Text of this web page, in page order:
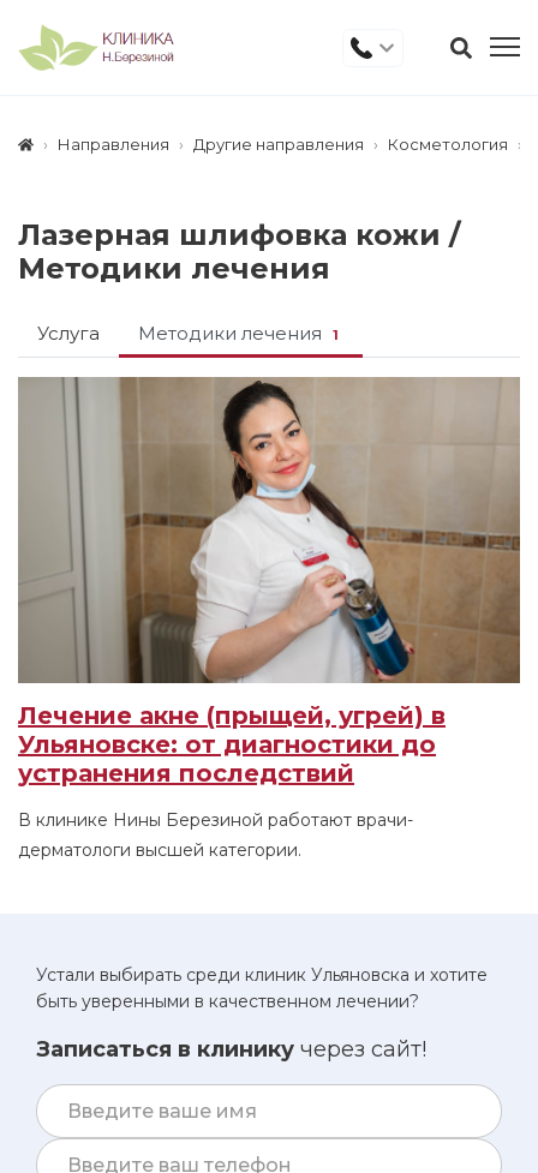
Направления Другие направления Косметология
Лазерная шлифовка кожи /
Методики лечения
Услуга Методики лечения 1
Лечение акне (прыщей, угрей) в
Ульяновске: от диагностики до
устранения последствий
В клинике Нины Березиной работают врачи-
дерматологи высшей категории.
Устали выбирать среди клиник Ульяновска и хотите
быть уверенными в качественном лечении?
Записаться в клинику через сайт!